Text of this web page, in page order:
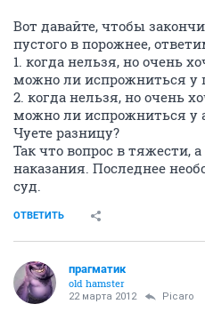
Вот давайте, чтобы
пустого в порожнее,
1. когда нельзя, но очень
можно ли испрожниться у
2. когда нельзя, но очень
можно ли испрожниться у
Чуете разницу?
Так что вопрос в тяжести,
наказания. Последнее
суд.
ОТВЕТИТЬ
прагматик
old hamster
22 марта 2012 Picaro